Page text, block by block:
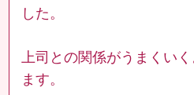
した。
上司との関係がうまくい
ます。